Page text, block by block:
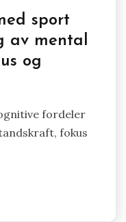
sport
av mental
og
fordeler
fokus